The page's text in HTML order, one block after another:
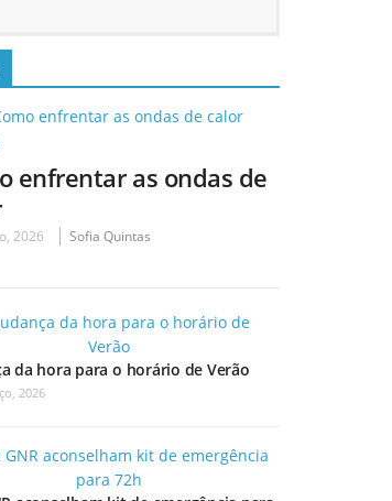
enfrentar as ondas de
2026 Sofia Quintas
da hora para o horário de Verão
2026